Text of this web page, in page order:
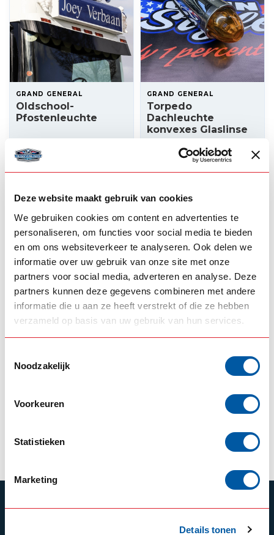
Deze website maakt gebruik van cookies
We gebruiken cookies om content en advertenties te
personaliseren, om functies voor social media te bieden
en om ons websiteverkeer te analyseren. Ook delen we
informatie over uw gebruik van onze site met onze
partners voor social media, adverteren en analyse. Deze
partners kunnen deze gegevens combineren met andere
informatie die u aan ze heeft verstrekt of die ze hebben
verzameld op basis van uw gebruik van hun services.
Noodzakelijk
Voorkeuren
Statistieken
Marketing
Details tonen
GRAND GENERAL
Oldschool-
Pfostenleuchte
24,50 Auf Lager
Produkt ansehen
GRAND GENERAL
Torpedo
Dachleuchte
konvexes Glaslinse
orange
99,00 Auf Lager
Produkt ansehen
verschiedene
Produkt ansehen
ABONNIEREN SIE UNSEREN NEWSLETTER
Bleibe auf dem Laufenden mit unseren